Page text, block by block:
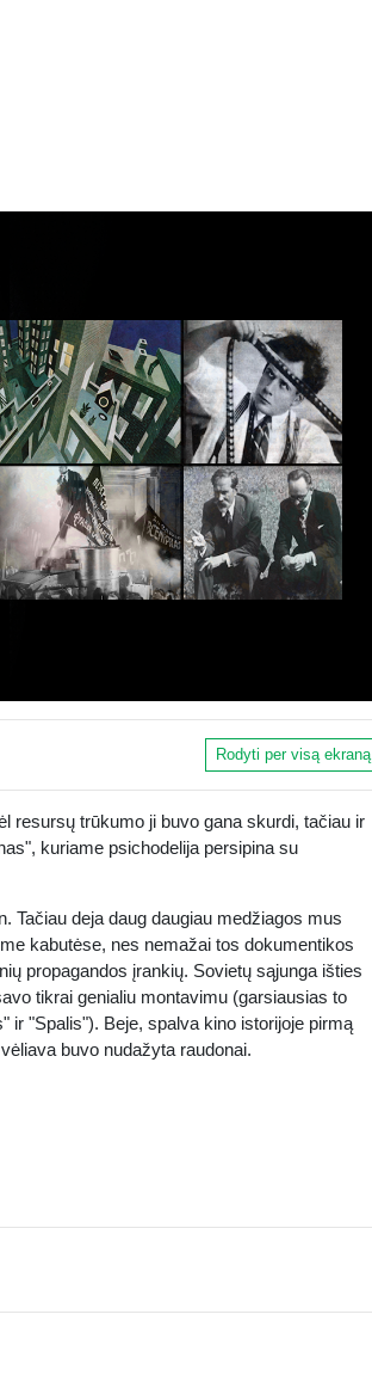
Rodyti per visą ekraną
resursų trūkumo ji buvo gana skurdi, tačiau ir
kuriame psichodelija persipina su
Tačiau deja daug daugiau medžiagos mus
kabutėse, nes nemažai tos dokumentikos
propagandos įrankių. Sovietų sąjunga išties
tikrai genialiu montavimu (garsiausias to
ir "Spalis"). Beje, spalva kino istorijoje pirmą
buvo nudažyta raudonai.